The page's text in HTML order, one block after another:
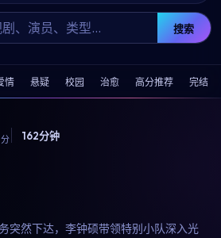
搜索
情 悬疑 校园 治愈 高分推荐 完结
162分钟
突然下达，李钟硕带领特别小队深入光